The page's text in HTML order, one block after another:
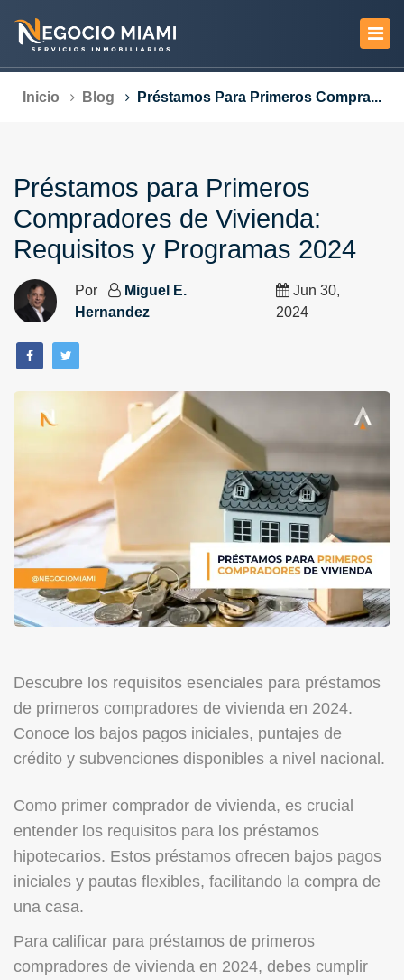
Inicio Blog Préstamos Para Primeros Compra...
Préstamos para Primeros
Compradores de Vivienda:
Requisitos y Programas 2024
Por
Miguel E.
Hernandez
Jun 30,
2024
Descubre los requisitos esenciales para préstamos
de primeros compradores de vivienda en 2024.
Conoce los bajos pagos iniciales, puntajes de
crédito y subvenciones disponibles a nivel nacional.
Como primer comprador de vivienda, es crucial
entender los requisitos para los préstamos
hipotecarios. Estos préstamos ofrecen bajos pagos
iniciales y pautas flexibles, facilitando la compra de
una casa.
Para calificar para préstamos de primeros
compradores de vivienda en 2024, debes cumplir